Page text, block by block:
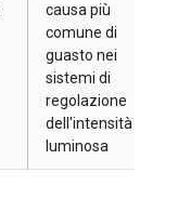
causa più
comune di
guasto nei
sistemi di
regolazione
dell'intensità
luminosa